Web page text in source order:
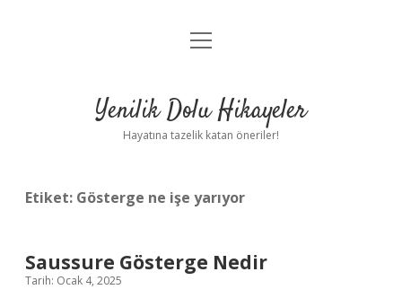
Anasayfa
Yasal Uyarı
menüyü
Yenilik Dolu Hikayeler
Hayatına tazelik katan öneriler!
Etiket: Gösterge ne işe yarıyor
Saussure Gösterge Nedir
Tarih: Ocak 4, 2025